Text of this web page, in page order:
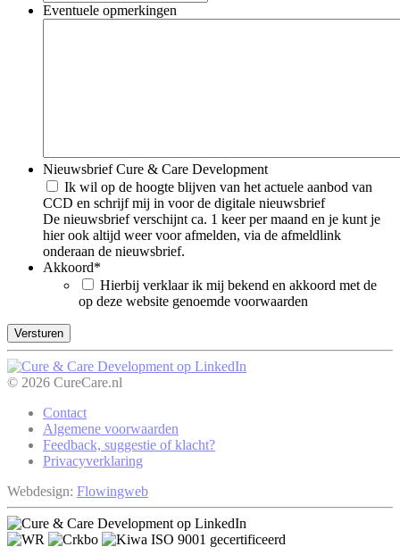
Eventuele opmerkingen
Nieuwsbrief Cure & Care Development
Ik wil op de hoogte blijven van het actuele aanbod van
CCD en schrijf mij in voor de digitale nieuwsbrief
De nieuwsbrief verschijnt ca. 1 keer per maand en je kunt je
hier ook altijd weer voor afmelden, via de afmeldlink
onderaan de nieuwsbrief.
Akkoord*
Hierbij verklaar ik mij bekend en akkoord met de
op deze website genoemde voorwaarden
© 2026 CureCare.nl
Contact
Algemene voorwaarden
Feedback, suggestie of klacht?
Privacyverklaring
Webdesign: Flowingweb